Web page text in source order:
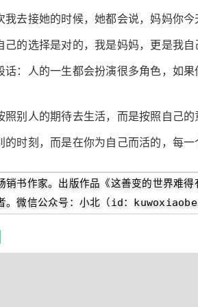
去接她的时候，她都会说，妈妈你今
的选择是对的，我是妈妈，更是我自
话：人的一生都会扮演很多角色，如
别人的期待去生活，而是按照自己的
的时刻，而是在你为自己而活的，每
销书作家。出版作品《这善变的世界难
。微信公众号：小北（id：